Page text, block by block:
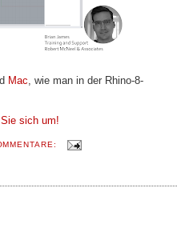
Mac, wie man in der Rhino-8-
sich um!